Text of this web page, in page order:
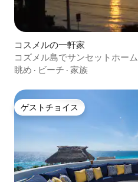
コスメルの一軒家
コズメル島でサンセットホーム
眺め · ビーチ · 家族
ゲストチョイス
ゲストチョイス